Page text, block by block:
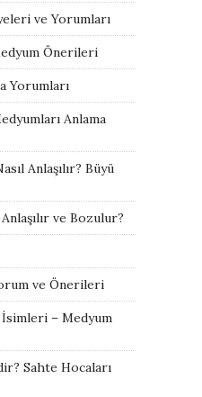
ve Yorumları
Önerileri
Yorumları
Anlama
Anlaşılır? Büyü
ve Bozulur?
ve Önerileri
– Medyum
Sahte Hocaları